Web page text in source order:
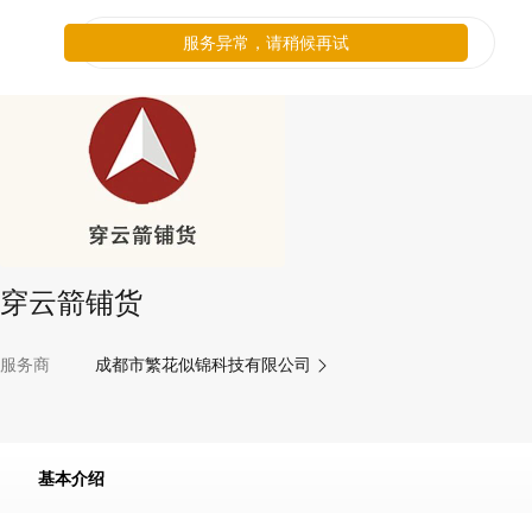
穿云箭铺货
服务商 成都市繁花似锦科技有限公司
基本介绍
服务异常，请稍候再试